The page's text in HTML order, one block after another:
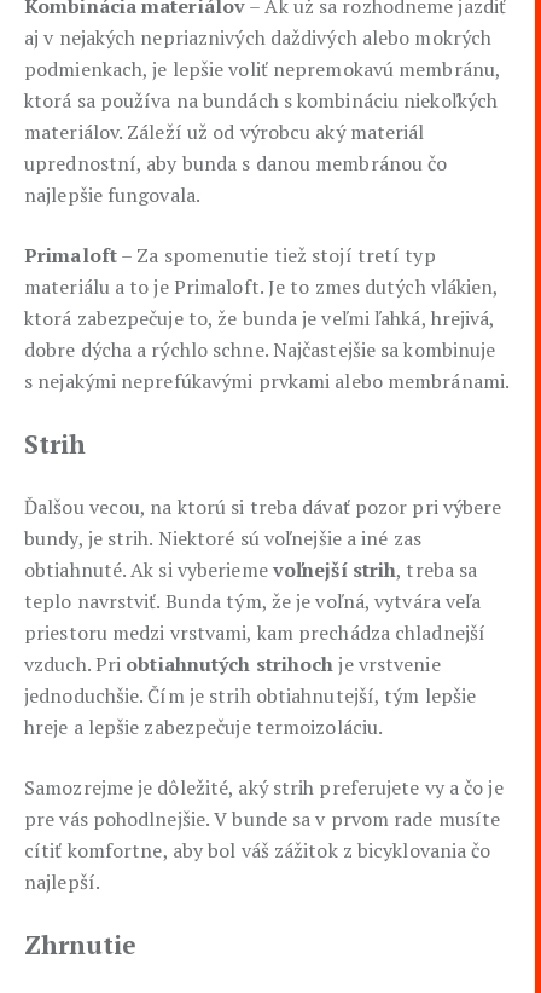
Kombinácia materiálov– Ak už sa rozhodneme jazdiť
aj v nejakých nepriaznivých daždivých alebo mokrých
podmienkach, je lepšie voliť nepremokavú membránu,
ktorá sa používa na bundách s kombináciu niekoľkých
materiálov. Záleží už od výrobcu aký materiál
uprednostní, aby bunda s danou membránou čo
najlepšie fungovala.
Primaloft– Za spomenutie tiež stojí tretí typ
materiálu a to je Primaloft. Je to zmes dutých vlákien,
ktorá zabezpečuje to, že bunda je veľmi ľahká, hrejivá,
dobre dýcha a rýchlo schne. Najčastejšie sa kombinuje
s nejakými neprefúkavými prvkami alebo membránami.
Strih
Ďalšou vecou, na ktorú si treba dávať pozor pri výbere
bundy, je strih. Niektoré sú voľnejšie a iné zas
obtiahnuté. Ak si vyberiemevoľnejší strih, treba sa
teplo navrstviť. Bunda tým, že je voľná, vytvára veľa
priestoru medzi vrstvami, kam prechádza chladnejší
vzduch. Pri obtiahnutých strihochje vrstvenie
jednoduchšie. Čím je strih obtiahnutejší, tým lepšie
hreje a lepšie zabezpečuje termoizoláciu.
Samozrejme je dôležité, aký strih preferujete vy a čo je
pre vás pohodlnejšie. V bunde sa v prvom rade musíte
cítiť komfortne, aby bol váš zážitok z bicyklovania čo
najlepší.
Zhrnutie